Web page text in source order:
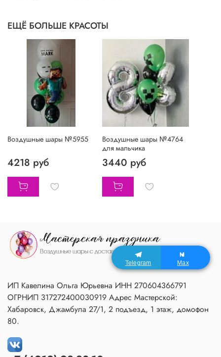
ЕЩЁ БОЛЬШЕ КРАСОТЫ
Воздушные шары №5955
4218 руб
Воздушные шары №4764
для мальчика
3440 руб
ИП Кавелина Ольга Юрьевна ИНН 270604366791
ОГРНИП 317272400030919 Адрес Мастерской:
Хабаровск, Джамбула 27/1, 2 подъезд, 1 этаж, домофон
80.
Telegram Max